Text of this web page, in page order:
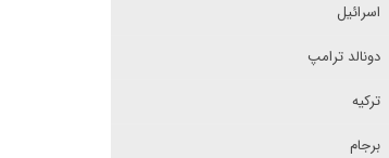
اسرائیل
دونالد ترامپ
ترکیه
برجام